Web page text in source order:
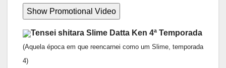
Tensei shitara Slime Datta Ken 4ª Temporada
(Aquela época em que reencarnei como um Slime, temporada
4)